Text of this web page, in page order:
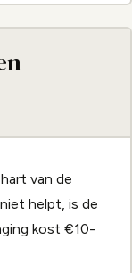
van de
helpt, is de
kost €10-